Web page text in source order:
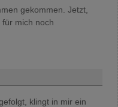
gekommen. Jetzt,
mich noch
klingt in mir ein